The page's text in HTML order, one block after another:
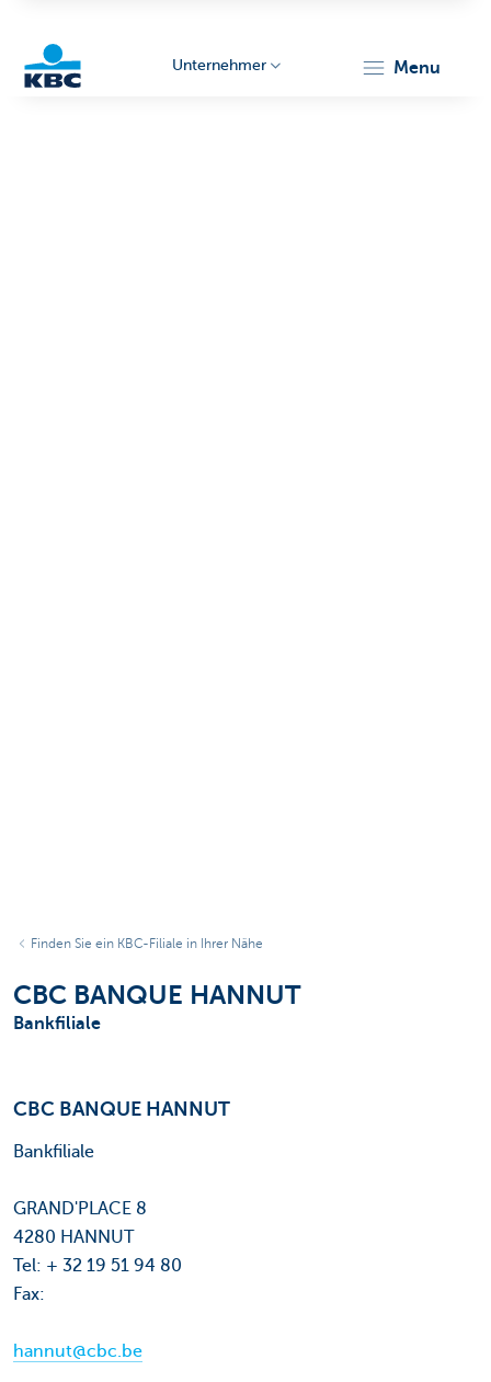
Unternehmer menu
Finden Sie ein KBC-Filiale in Ihrer Nähe
CBC BANQUE HANNUT
Bankfiliale
CBC BANQUE HANNUT
Bankfiliale
GRAND'PLACE 8
4280 HANNUT
Tel: + 32 19 51 94 80
Fax:
hannut@cbc.be